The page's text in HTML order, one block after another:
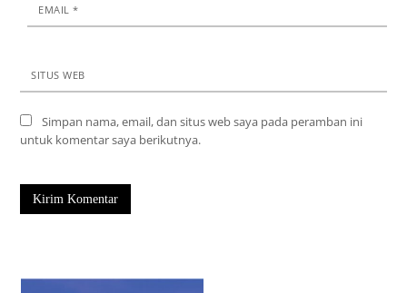
EMAIL*
SITUS WEB
Simpan nama, email, dan situs web saya pada peramban ini
untuk komentar saya berikutnya.